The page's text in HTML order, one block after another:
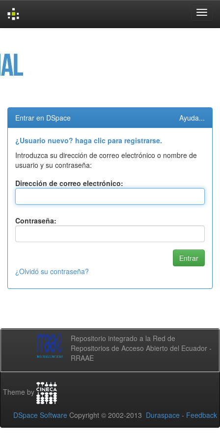
Entrar en DSpace Ayuda...
¿Usuario nuevo? haga clic para registrarse.
Introduzca su dirección de correo electrónico o nombre de
usuario y su contraseña:
Dirección de correo electrónico:
Contraseña:
¿Olvidó su contraseña?
Repositorio integrado a la Red de
Repositorios de Acceso Abierto del Ecuador -
RRAAE
Theme by
DSpace Software Copyright © 2002-2013 Duraspace - Feedback